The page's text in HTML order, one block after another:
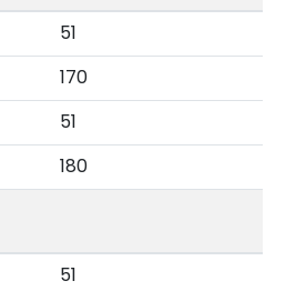
51
170
51
180
51